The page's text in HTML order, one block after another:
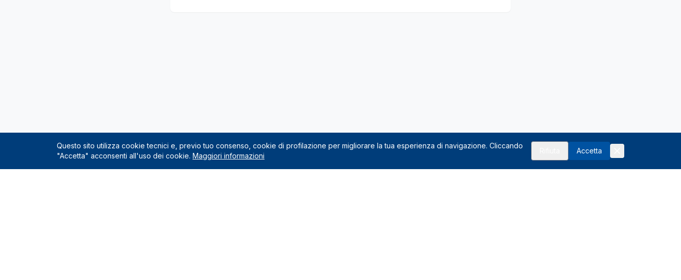
Questo sito utilizza cookie tecnici e, previo tuo consenso, cookie di profilazione per migliorare la tua esperienza di navigazione. Cliccando
"Accetta" acconsenti all'uso dei cookie. Maggiori informazioni
Accetta